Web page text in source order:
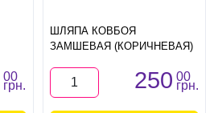
00
грн.
ШЛЯПА КОВБОЯ
ЗАМШЕВАЯ (КОРИЧНЕВАЯ)
250 00
грн.